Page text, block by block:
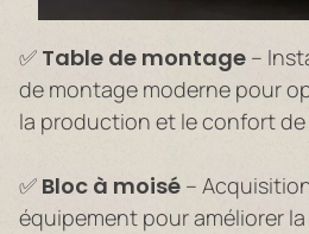
✅ Table de montage –
de montage moderne pour
la production et le confort de
✅ Bloc à moisé –
équipement pour améliorer